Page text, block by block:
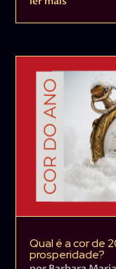
Qual é a cor de
prosperidade?